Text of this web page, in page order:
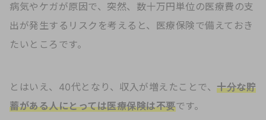
病気やケガが原因で、突然、数十万円単位の医療費の支
出が発生するリスクを考えると、医療保険で備えておき
たいところです。
とはいえ、40代となり、収入が増えたことで、 十分な貯
蓄がある人にとっては医療保険は不要です。